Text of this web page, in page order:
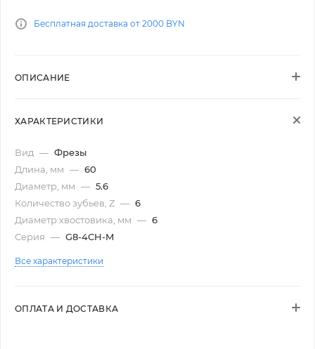
Бесплатная доставка от 2000 BYN
ОПИСАНИЕ
ХАРАКТЕРИСТИКИ
Вид — Фрезы
Длина, мм — 60
Диаметр, мм — 5.6
Количество зубьев, Z — 6
Диаметр хвостовика, мм — 6
Серия — G8-4CH-M
Все характеристики
ОПЛАТА И ДОСТАВКА